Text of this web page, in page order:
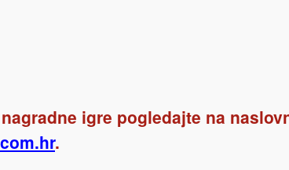
igre pogledajte na
.